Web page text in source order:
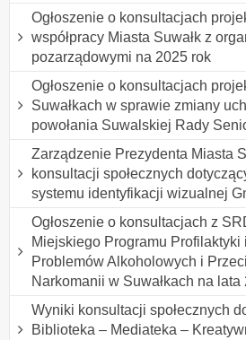
Ogłoszenie o konsultacjach
współpracy Miasta Suwałk z
pozarządowymi na 2025 rok
Ogłoszenie o konsultacjach
Suwałkach w sprawie zmiany
powołania Suwalskiej Rady
Zarządzenie Prezydenta Miasta
konsultacji społecznych
systemu identyfikacji wizualnej
Ogłoszenie o konsultacjach z
Miejskiego Programu
Problemów Alkoholowych i
Narkomanii w Suwałkach na lata
Wyniki konsultacji społecznych
Biblioteka – Mediateka –